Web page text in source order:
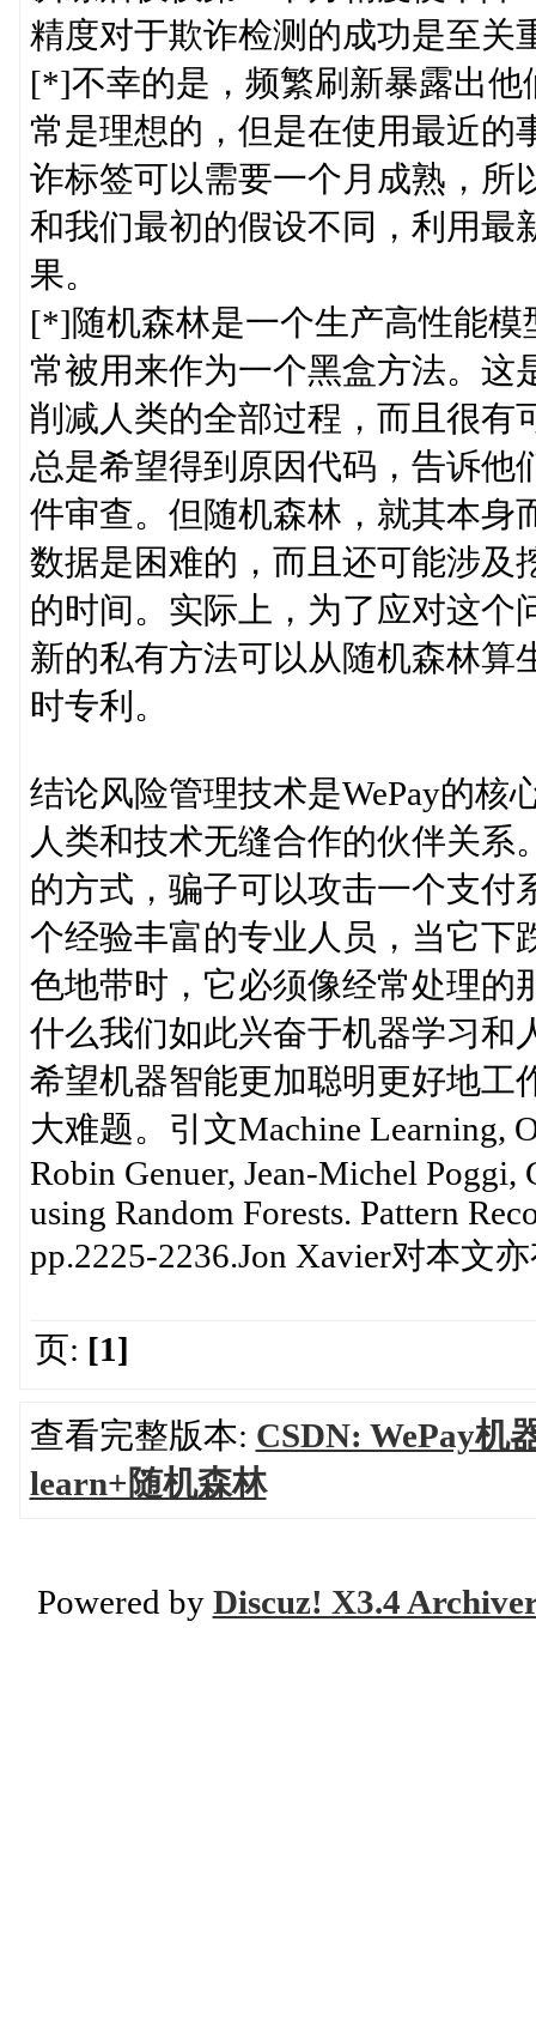
精度对于欺诈检测的成功是至关
[*]不幸的是，频繁刷新暴露出
常是理想的，但是在使用最近的
诈标签可以需要一个月成熟，所
和我们最初的假设不同，利用最
果。
[*]随机森林是一个生产高性能
常被用来作为一个黑盒方法。这
削减人类的全部过程，而且很有
总是希望得到原因代码，告诉他
件审查。但随机森林，就其本身
数据是困难的，而且还可能涉及
的时间。实际上，为了应对这个
新的私有方法可以从随机森林算
时专利。
结论风险管理技术是WePay的核
人类和技术无缝合作的伙伴关
的方式，骗子可以攻击一个支付
个经验丰富的专业人员，当它下
色地带时，它必须像经常处理的
什么我们如此兴奋于机器学习和
希望机器智能更加聪明更好地工
大难题。引文Machine Learning,
Robin Genuer, Jean-Michel
using Random Forests. Pattern
pp.2225-2236.Jon Xavier对本文
页: [1]
查看完整版本: CSDN: WePay机
learn+随机森林
Powered by Discuz! X3.4